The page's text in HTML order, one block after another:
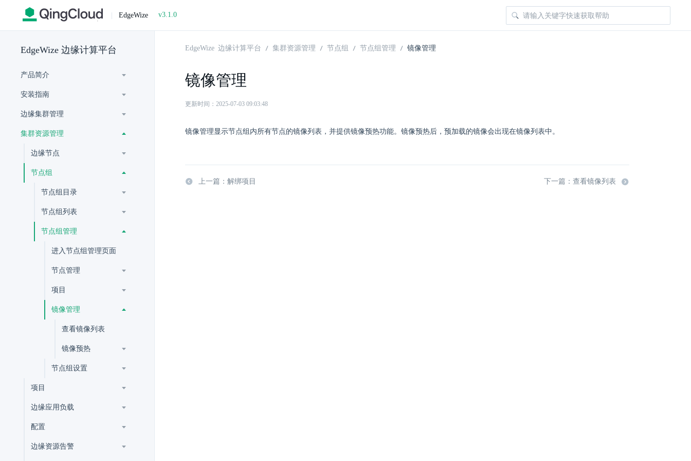
| EdgeWize v3.1.0
EdgeWize 边缘计算平台
产品简介
安装指南
边缘集群管理
集群资源管理
边缘节点
节点组
节点组目录
节点组列表
节点组管理
进入节点组管理页面
节点管理
项目
镜像管理
查看镜像列表
镜像预热
节点组设置
项目
边缘应用负载
配置
边缘资源告警
EdgeWize 边缘计算平台 集群资源管理 节点组 节点组管理 镜像管理
镜像管理
更新时间：2025-07-03 09:03:48
镜像管理显示节点组内所有节点的镜像列表，并提供镜像预热功能。镜像预热后，预加载的镜像会出现在镜像列表中。
上一篇：解绑项目 下一篇：查看镜像列表